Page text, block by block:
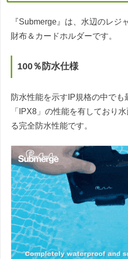
『Submerge』は、水辺のレジ
財布＆カードホルダーです。
100％防水仕様
防水性能を示すIP規格の中でも
「IPX8」の性能を有しており
る完全防水性能です。